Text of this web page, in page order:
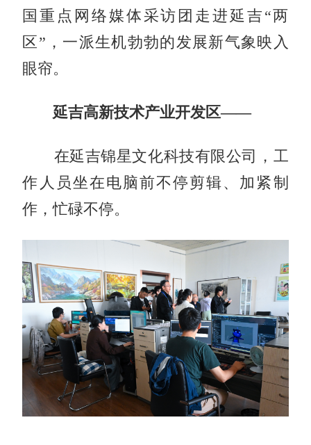
国重点网络媒体采访团走进延吉“两
区”，一派生机勃勃的发展新气象映入
眼帘。
延吉高新技术产业开发区——
在延吉锦星文化科技有限公司，工
作人员坐在电脑前不停剪辑、加紧制
作，忙碌不停。